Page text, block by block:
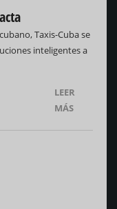
Taxis-Cuba se
inteligentes a
LEER
MÁS